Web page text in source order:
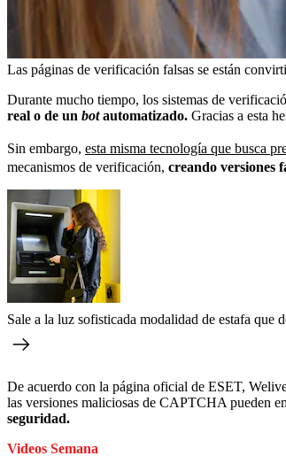
Las páginas de verificación falsas se están
Durante mucho tiempo, los sistemas de
real o de un botautomatizado. Gracias a esta
Sin embargo, esta misma tecnología que busca
mecanismos de verificación, creando versiones
Sale a la luz sofisticada modalidad de estafa que
De acuerdo con la página oficial de ESET,
las versiones maliciosas de CAPTCHA pueden
seguridad.
Videos Semana